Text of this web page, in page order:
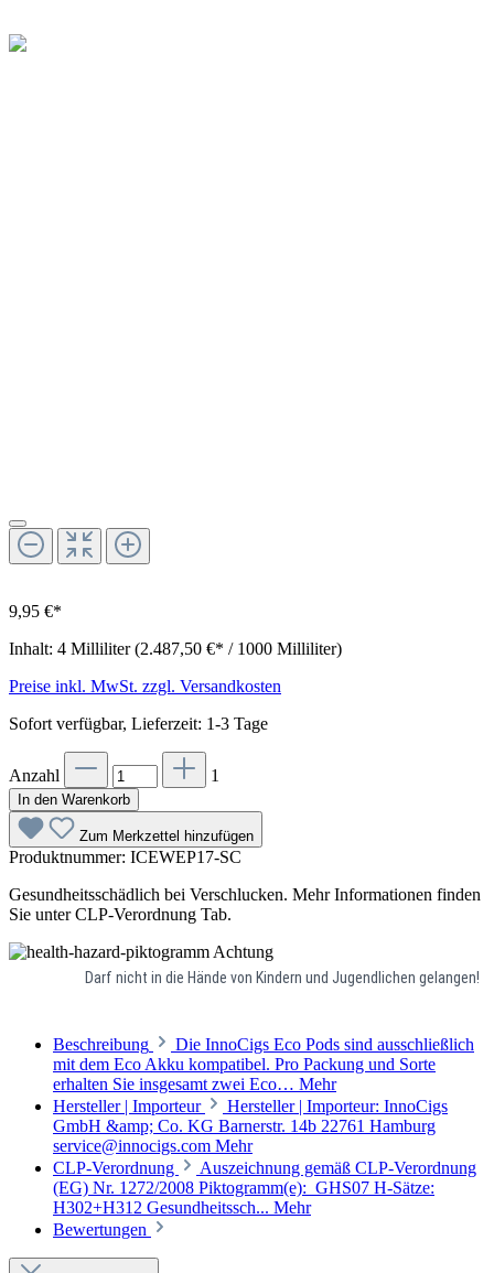
9,95 €*
Inhalt: 4 Milliliter(2.487,50 €* / 1000 Milliliter)
Preise inkl. MwSt. zzgl. Versandkosten
Sofort verfügbar, Lieferzeit: 1-3 Tage
Anzahl 1
In den Warenkorb
Zum Merkzettel hinzufügen
Produktnummer: ICEWEP17-SC
Gesundheitsschädlich bei Verschlucken. Mehr Informationen finden
Sie unter CLP-Verordnung Tab.
Achtung
Darf nicht in die Hände von Kindern und Jugendlichen gelangen!
Beschreibung
Die InnoCigs Eco Pods sind ausschließlich
mit dem Eco Akku kompatibel. Pro Packung und Sorte
erhalten Sie insgesamt zwei Eco… Mehr
Hersteller | Importeur
Hersteller | Importeur: InnoCigs
GmbH &amp; Co. KG Barnerstr. 14b 22761 Hamburg
service@innocigs.com Mehr
CLP-Verordnung
Auszeichnung gemäß CLP-Verordnung
(EG) Nr. 1272/2008 Piktogramm(e): GHS07 H-Sätze:
H302+H312 Gesundheitssch... Mehr
Bewertungen